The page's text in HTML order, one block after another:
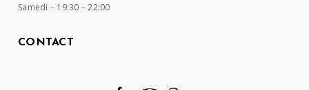
Samedi – 19:30 – 22:00
CONTACT